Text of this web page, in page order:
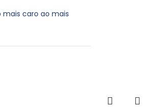
mais caro ao mais